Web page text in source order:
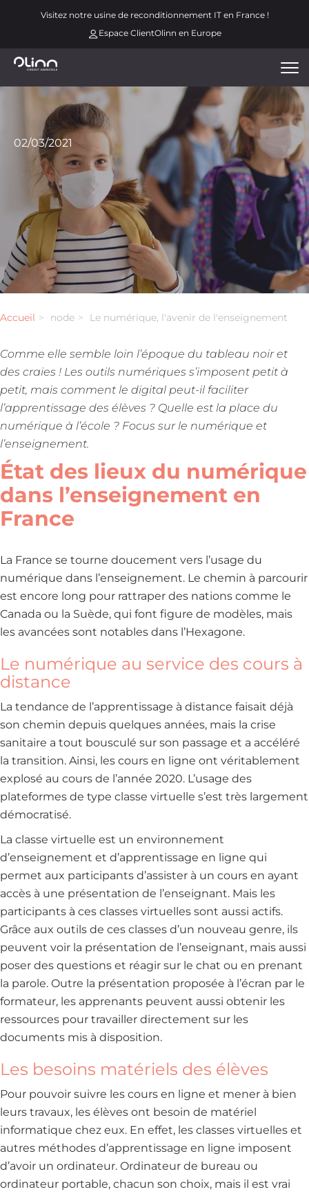
principal
MenuVisitez notre usine de reconditionnement IT en France !
Espace ClientOlinn en Europe
02/03/2021
Accueil node Le numérique, l'avenir de l'enseignement
Comme elle semble loin l’époque du tableau noir et
des craies ! Les outils numériques s’imposent petit à
petit, mais comment le digital peut-il faciliter
l’apprentissage des élèves ? Quelle est la place du
numérique à l’école ? Focus sur le numérique et
l’enseignement.
État des lieux du numérique
dans l’enseignement en
France
La France se tourne doucement vers l’usage du
numérique dans l’enseignement. Le chemin à parcourir
est encore long pour rattraper des nations comme le
Canada ou la Suède, qui font figure de modèles, mais
les avancées sont notables dans l’Hexagone.
Le numérique au service des cours à
distance
La tendance de l’apprentissage à distance faisait déjà
son chemin depuis quelques années, mais la crise
sanitaire a tout bousculé sur son passage et a accéléré
la transition. Ainsi, les cours en ligne ont véritablement
explosé au cours de l’année 2020. L’usage des
plateformes de type classe virtuelle s’est très largement
démocratisé.
La classe virtuelle est un environnement
d’enseignement et d’apprentissage en ligne qui
permet aux participants d’assister à un cours en ayant
accès à une présentation de l’enseignant. Mais les
participants à ces classes virtuelles sont aussi actifs.
Grâce aux outils de ces classes d’un nouveau genre, ils
peuvent voir la présentation de l’enseignant, mais aussi
poser des questions et réagir sur le chat ou en prenant
la parole. Outre la présentation proposée à l’écran par le
formateur, les apprenants peuvent aussi obtenir les
ressources pour travailler directement sur les
documents mis à disposition.
Les besoins matériels des élèves
Pour pouvoir suivre les cours en ligne et mener à bien
leurs travaux, les élèves ont besoin de matériel
informatique chez eux. En effet, les classes virtuelles et
autres méthodes d’apprentissage en ligne imposent
d’avoir un ordinateur. Ordinateur de bureau ou
ordinateur portable, chacun son choix, mais il est vrai